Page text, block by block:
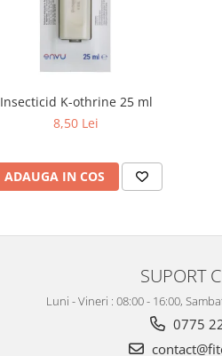
Insecticid K-othrine 25 ml
8,50 Lei
ADAUGA IN COS
SUPORT
Luni - Vineri : 08:00 - 16:00,
0775